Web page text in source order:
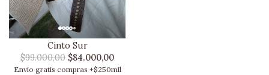
Cinto Sur
$99.000,00 $84.000,00
Envio gratis compras +$250mil